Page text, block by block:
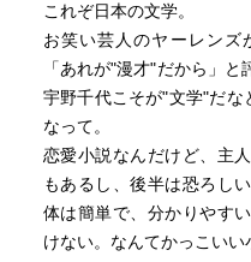
これぞ日本の文学。
お笑い芸人のヤーレンズ
「あれが"漫才"だから」
宇野千代こそが"文学"だな
なって。
恋愛小説なんだけど、主
もあるし、後半は恐ろし
体は簡単で、分かりやす
けない。なんてかっこいい